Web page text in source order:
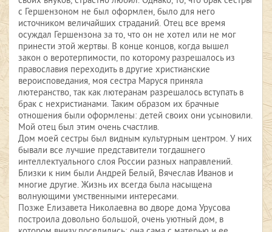
с Гершензоном не был оформлен, было для него
источником величайших страданий. Отец все время
осуждал Гершензона за то, что он не хотел или не мог
принести этой жертвы. В конце концов, когда вышел
закон о веротерпимости, по которому разрешалось из
православия переходить в другие христианские
вероисповедания, моя сестра Маруся приняла
лютеранство, так как лютеранам разрешалось вступать в
брак с нехристианами. Таким образом их брачные
отношения были оформлены: детей своих они усыновили.
Мой отец был этим очень счастлив.
Дом моей сестры был видным культурным центром. У них
бывали все лучшие представители тогдашнего
интеллектуального слоя России разных направлений.
Близки к ним были Андрей Белый, Вячеслав Иванов и
многие другие. Жизнь их всегда была насыщена
волнующими умственными интересами.
Позже Елизавета Николаевна во дворе дома Урусова
построила довольно большой, очень уютный дом, в